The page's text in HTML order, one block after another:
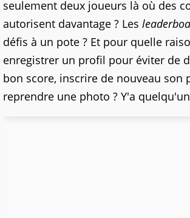
seulement deux joueurs là où des
autorisent davantage ? Les
défis à un pote ? Et pour quelle
enregistrer un profil pour éviter de
bon score, inscrire de nouveau son
reprendre une photo ? Y'a